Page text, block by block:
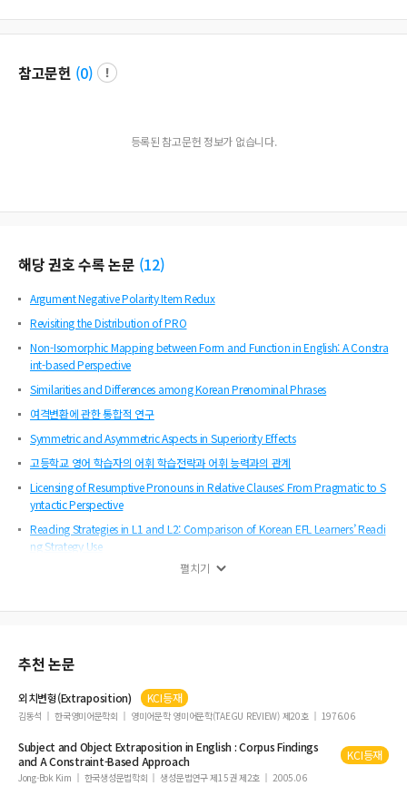
참고문헌 (0)
등록된 참고문헌 정보가 없습니다.
해당 권호 수록 논문 (12)
Argument Negative Polarity Item Redux
Revisiting the Distribution of PRO
Non-Isomorphic Mapping between Form and Function in English: A Constra
int-based Perspective
Similarities and Differences among Korean Prenominal Phrases
여격변환에 관한 통합적 연구
Symmetric and Asymmetric Aspects in Superiority Effects
고등학교 영어 학습자의 어휘 학습전략과 어휘 능력과의 관계
Licensing of Resumptive Pronouns in Relative Clauses: From Pragmatic to S
yntactic Perspective
Reading Strategies in L1 and L2: Comparison of Korean EFL Learners’ Readi
ng Strategy Use
한국어의 영논항에 대한 두 분석의 문제점
펼치기
추천 논문
외치변형(Extraposition) KCI등재
김동석 한국영미어문학회 영미어문학 영미어문학(TAEGU REVIEW) 제20호 1976.06
Subject and Object Extrapositionin English : Corpus Findings
and A Constraint-Based Approach
KCI등재
Jong-Bok Kim 한국생성문법학회 생성문법연구 제15권 제2호 2005.06